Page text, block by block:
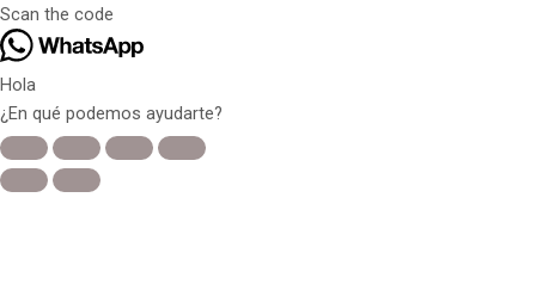
Scan the code
Hola
¿En qué podemos ayudarte?